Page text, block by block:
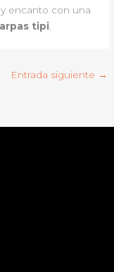
encanto con una
tipi
Entrada siguiente →